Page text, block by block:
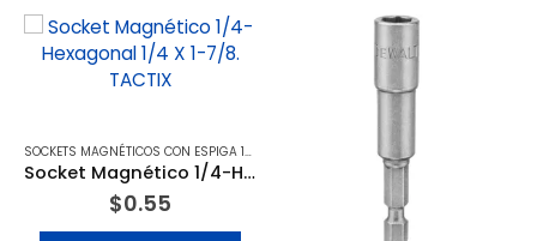
SOCKETS MAGNÉTICOS CON ESPIGA 1/4 HEXAGONAL TACTIX
Socket Magnético 1/4-Hexagonal 1/4 X 1-7/8. TACTIX
$0.55